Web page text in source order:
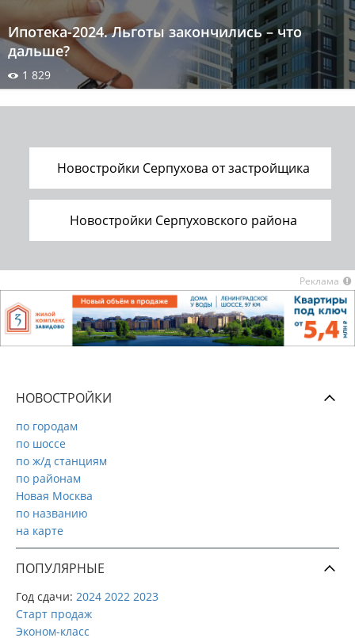
Ипотека-2024. Льготы закончились – что
дальше?
1 829
Новостройки Серпухова от застройщика
Новостройки Серпуховского района
Реклама
НОВОСТРОЙКИ
по городам
по шоссе
по ж/д станциям
по районам
Новая Москва
по названию
на карте
ПОПУЛЯРНЫЕ
Год сдачи: 2024 2022 2023
Старт продаж
Эконом-класс